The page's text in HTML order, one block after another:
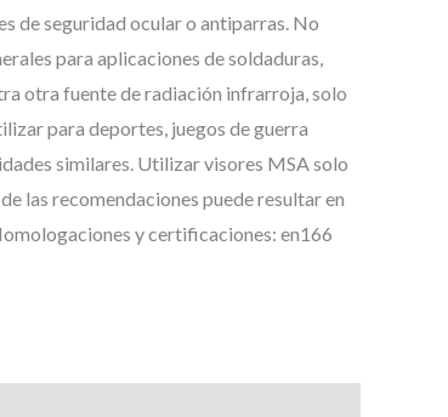
de seguridad ocular o antiparras. No
para aplicaciones de soldaduras,
otra fuente de radiación infrarroja, solo
para deportes, juegos de guerra
similares. Utilizar visores MSA solo
las recomendaciones puede resultar en
y certificaciones: en166